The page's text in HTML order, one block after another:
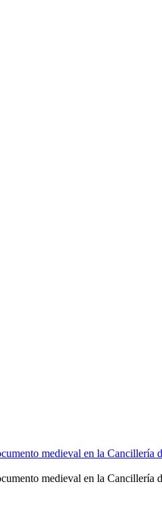
medieval en la Cancillería
medieval en la Cancillería